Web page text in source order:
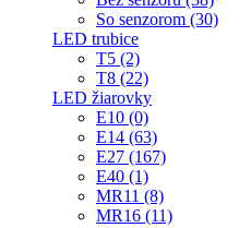
So senzorom (30)
LED trubice
T5 (2)
T8 (22)
LED žiarovky
E10 (0)
E14 (63)
E27 (167)
E40 (1)
MR11 (8)
MR16 (11)